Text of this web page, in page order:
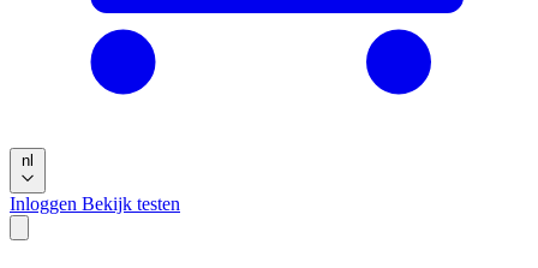
nl
Inloggen Bekijk testen